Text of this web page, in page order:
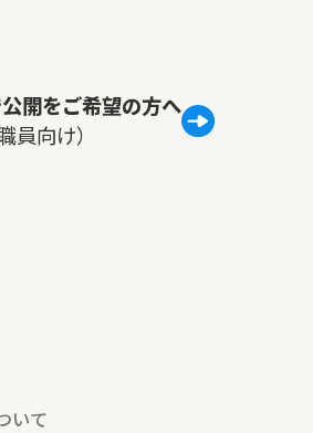
開をご希望の方へ
員向け）
いて